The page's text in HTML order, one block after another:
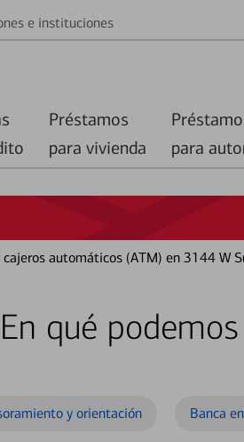
e instituciones
Préstamos
para vivienda
para
cajeros automáticos (ATM) en 3144 W
qué
y orientación Banca